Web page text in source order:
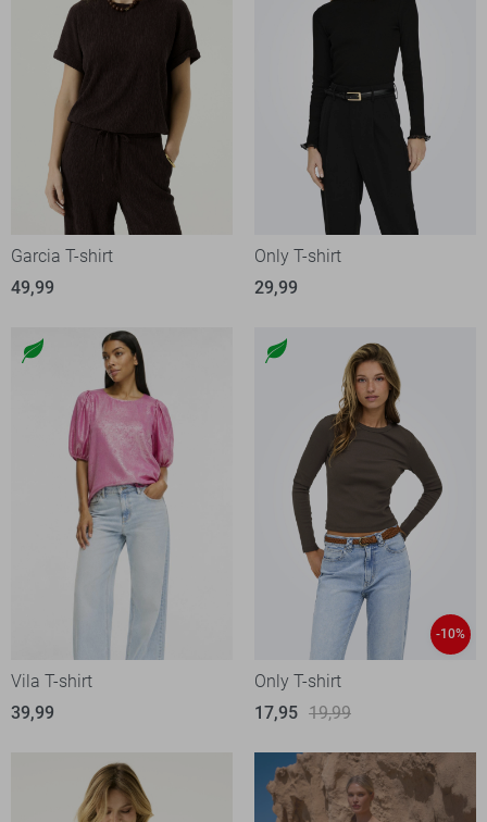
Garcia T-shirt
49,99
Only T-shirt
29,99
Vila T-shirt
39,99
-10%
Only T-shirt
17,95 19,99